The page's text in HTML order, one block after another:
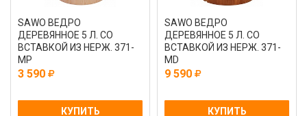
SAWO ВЕДРО
ДЕРЕВЯННОЕ 5 Л. СО
ВСТАВКОЙ ИЗ НЕРЖ. 371-
МР
3 590
КУПИТЬ
SAWO ВЕДРО
ДЕРЕВЯННОЕ 5 Л. СО
ВСТАВКОЙ ИЗ НЕРЖ. 371-
МD
9 590
КУПИТЬ